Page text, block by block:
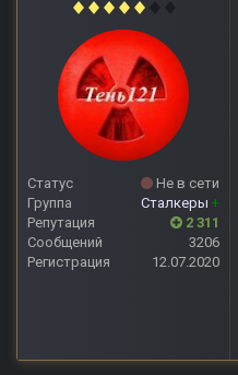
Статус
Не в сети
Группа
Сталкеры +
Репутация
2 311
Сообщений
3206
Регистрация
12.07.2020